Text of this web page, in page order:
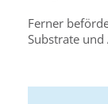
Ferner
Substrate und